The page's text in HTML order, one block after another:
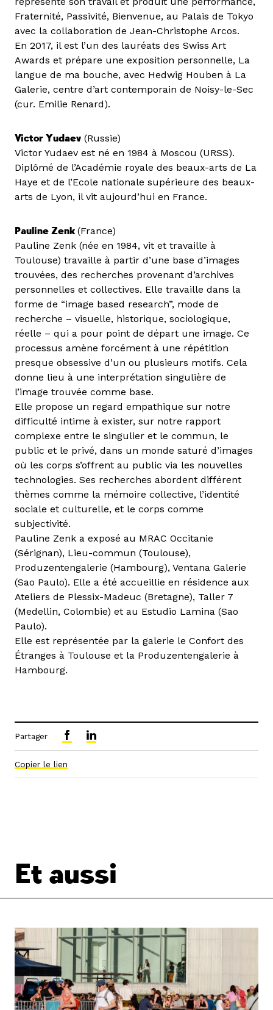
Fraternité, Passivité, Bienvenue, au Palais de Tokyo
avec la collaboration de Jean-Christophe Arcos.
En 2017, il est l’un des lauréats des Swiss Art
Awards et prépare une exposition personnelle, La
langue de ma bouche, avec Hedwig Houben à La
Galerie, centre d’art contemporain de Noisy-le-Sec
(cur. Emilie Renard).
Victor Yudaev (Russie)
Victor Yudaev est né en 1984 à Moscou (URSS).
Diplômé de l’Académie royale des beaux-arts de La
Haye et de l’Ecole nationale supérieure des beaux-
arts de Lyon, il vit aujourd’hui en France.
Pauline Zenk(France)
Pauline Zenk (née en 1984, vit et travaille à
Toulouse) travaille à partir d’une base d’images
trouvées, des recherches provenant d’archives
personnelles et collectives. Elle travaille dans la
forme de “image based research”, mode de
recherche – visuelle, historique, sociologique,
réelle – qui a pour point de départ une image. Ce
processus amène forcément à une répétition
presque obsessive d’un ou plusieurs motifs. Cela
donne lieu à une interprétation singulière de
l’image trouvée comme base.
Elle propose un regard empathique sur notre
difficulté intime à exister, sur notre rapport
complexe entre le singulier et le commun, le
public et le privé, dans un monde saturé d’images
où les corps s’offrent au public via les nouvelles
technologies. Ses recherches abordent différent
thèmes comme la mémoire collective, l’identité
sociale et culturelle, et le corps comme
subjectivité.
Pauline Zenk a exposé au MRAC Occitanie
(Sérignan), Lieu-commun (Toulouse),
Produzentengalerie (Hambourg), Ventana Galerie
(Sao Paulo). Elle a été accueillie en résidence aux
Ateliers de Plessix-Madeuc (Bretagne), Taller 7
(Medellin, Colombie) et au Estudio Lamina (Sao
Paulo).
Elle est représentée par la galerie le Confort des
Étranges à Toulouse et la Produzentengalerie à
Hambourg.
Partager
Copier le lien
Et aussi